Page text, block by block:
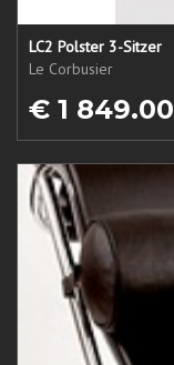
LC2 Polster 3-Sitzer
Le Corbusier
€ 1 849.00